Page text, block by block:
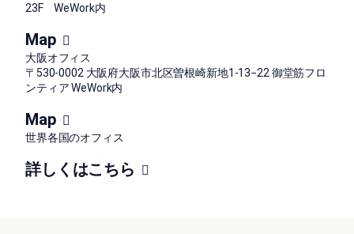
23F WeWork内
Map
大阪オフィス
〒530-0002 大阪府大阪市北区曽根崎新地1-13−22 御堂筋フロ
ンティア WeWork内
Map
世界各国のオフィス
詳しくはこちら